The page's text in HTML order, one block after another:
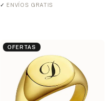
✓ ENVÍOS GRATIS
OFERTAS